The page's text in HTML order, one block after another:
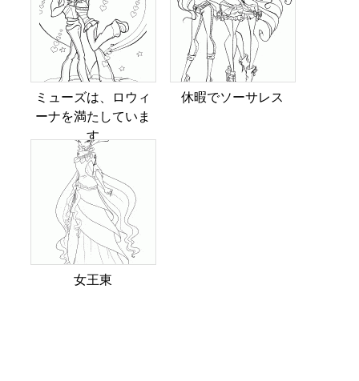
ミューズは、ロウィ
ーナを満たしていま
す
休暇でソーサレス
女王東